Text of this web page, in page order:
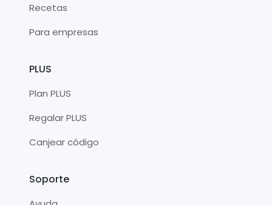
Recetas
Para empresas
PLUS
Plan PLUS
Regalar PLUS
Canjear código
Soporte